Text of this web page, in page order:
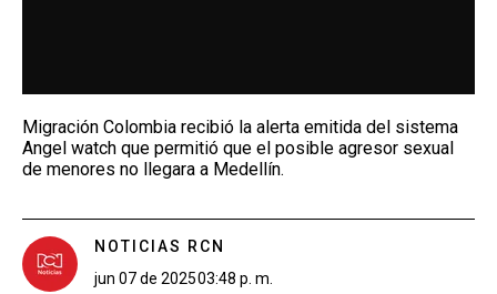
Migración Colombia recibió la alerta emitida del sistema
Angel watch que permitió que el posible agresor sexual
de menores no llegara a Medellín.
NOTICIAS RCN
jun 07 de 202503:48 p. m.